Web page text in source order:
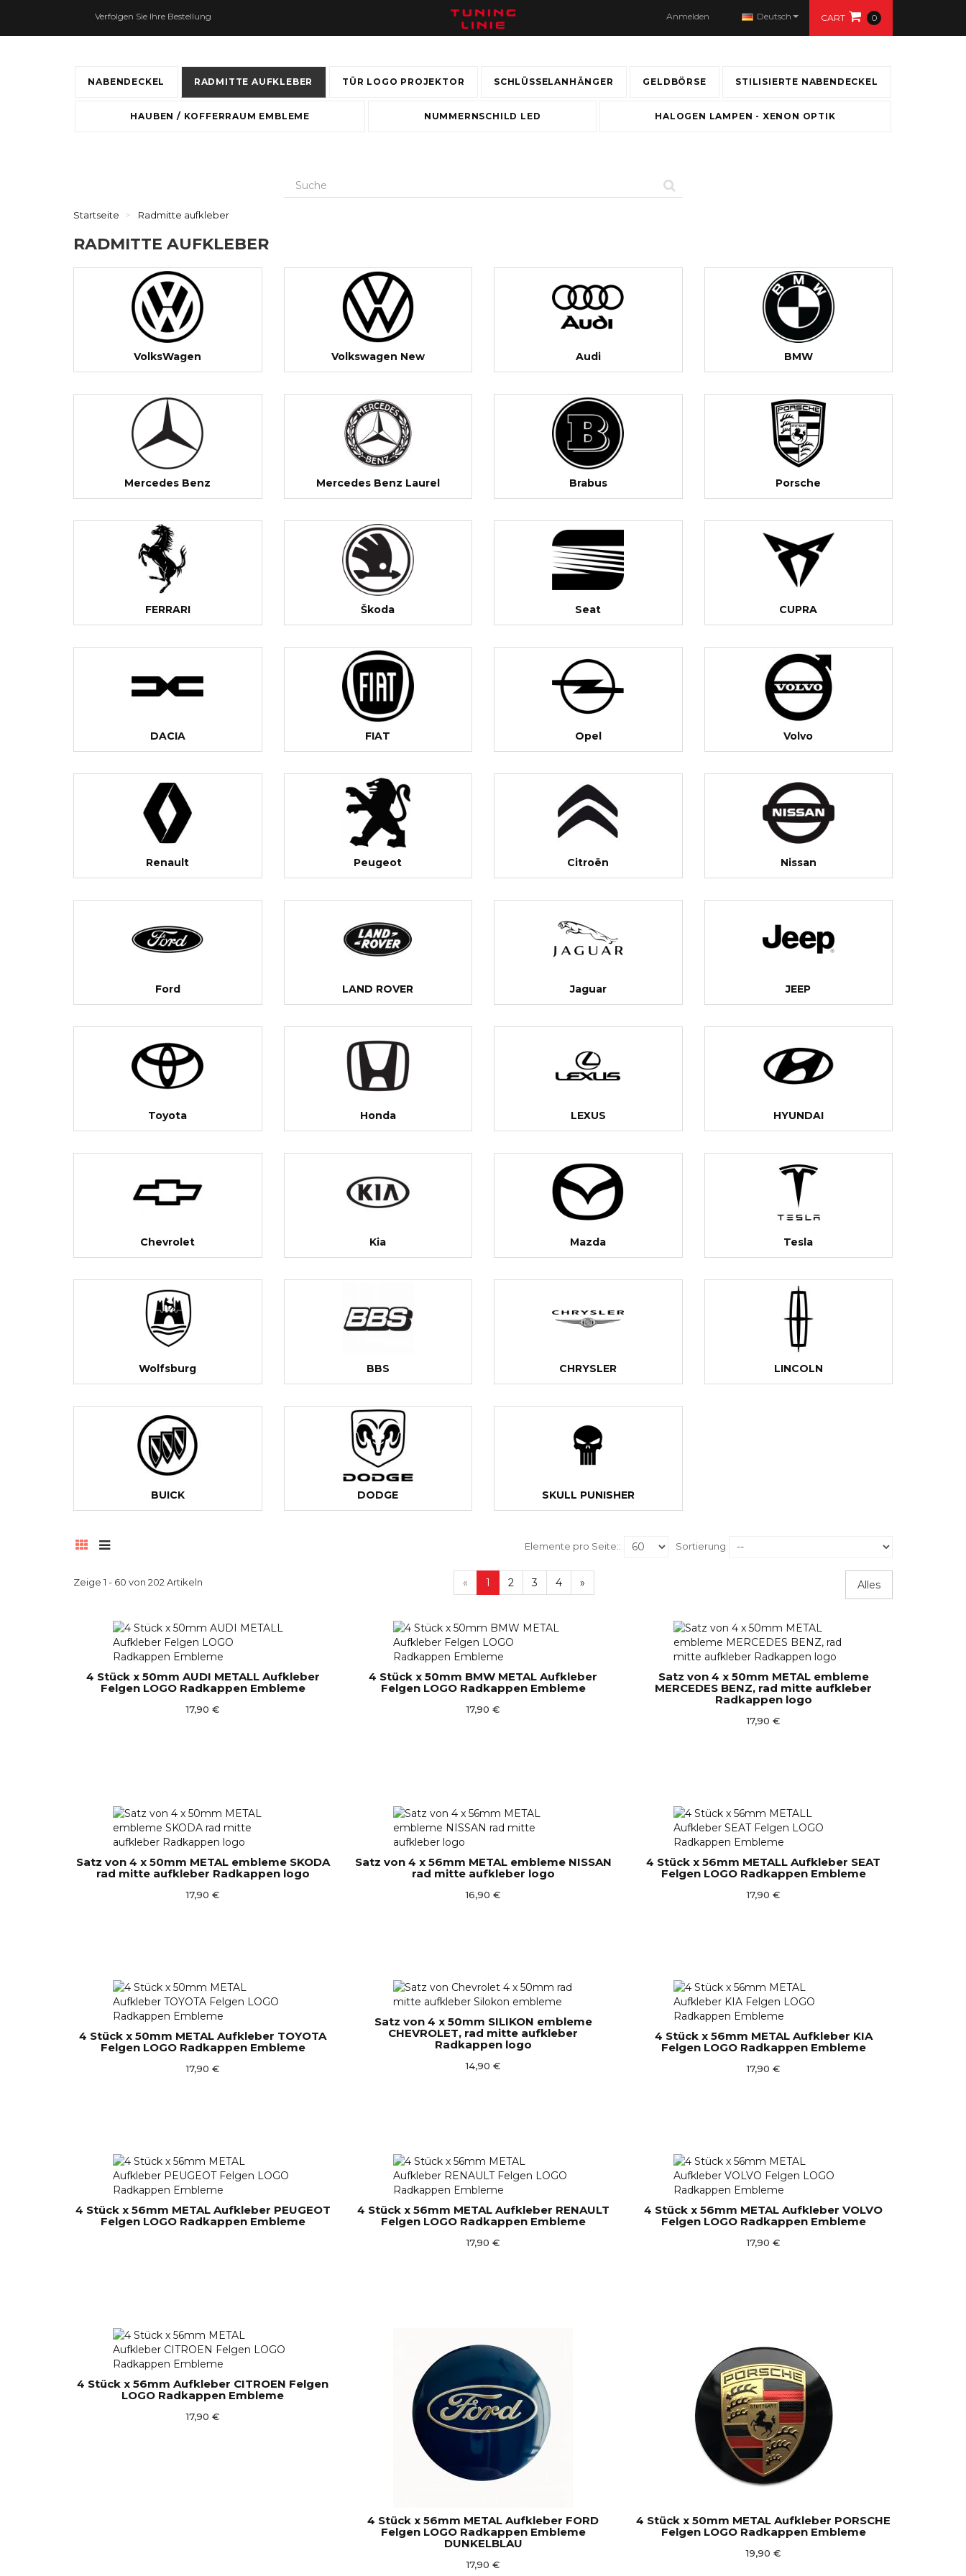
Anmelden Deutsch CART 0
Verfolgen Sie Ihre Bestellung
NABENDECKEL RADMITTE AUFKLEBER TÜR LOGO PROJEKTOR SCHLÜSSELANHÄNGER GELDBÖRSE STILISIERTE NABENDECKEL
HAUBEN / KOFFERRAUM EMBLEME NUMMERNSCHILD LED HALOGEN LAMPEN - XENON OPTIK
Startseite Radmitte aufkleber
RADMITTE AUFKLEBER
VolksWagen Volkswagen New Audi BMW
Mercedes Benz Mercedes Benz Laurel Brabus Porsche
FERRARI Škoda Seat CUPRA
DACIA FIAT Opel Volvo
Renault Peugeot Citroën Nissan
Ford LAND ROVER Jaguar JEEP
Toyota Honda LEXUS HYUNDAI
Chevrolet Kia Mazda Tesla
Wolfsburg BBS CHRYSLER LINCOLN
BUICK DODGE SKULL PUNISHER
Sortierung
Elemente pro Seite::
« 1 2 3 4 » Alles
Zeige 1 - 60 von 202 Artikeln
4 Stück x 50mm AUDI METALL Aufkleber
Felgen LOGO Radkappen Embleme
17,90 €
4 Stück x 50mm BMW METAL Aufkleber
Felgen LOGO Radkappen Embleme
17,90 €
Satz von 4 x 50mm METAL embleme
MERCEDES BENZ, rad mitte aufkleber
Radkappen logo
17,90 €
Satz von 4 x 50mm METAL embleme SKODA
rad mitte aufkleber Radkappen logo
17,90 €
Satz von 4 x 56mm METAL embleme NISSAN
rad mitte aufkleber logo
16,90 €
4 Stück x 56mm METALL Aufkleber SEAT
Felgen LOGO Radkappen Embleme
17,90 €
4 Stück x 50mm METAL Aufkleber TOYOTA
Felgen LOGO Radkappen Embleme
17,90 €
Satz von 4 x 50mm SILIKON embleme
CHEVROLET, rad mitte aufkleber
Radkappen logo
14,90 €
4 Stück x 56mm METAL Aufkleber KIA
Felgen LOGO Radkappen Embleme
17,90 €
4 Stück x 56mm METAL Aufkleber PEUGEOT
Felgen LOGO Radkappen Embleme
4 Stück x 56mm METAL Aufkleber RENAULT
Felgen LOGO Radkappen Embleme
17,90 €
4 Stück x 56mm METAL Aufkleber VOLVO
Felgen LOGO Radkappen Embleme
17,90 €
4 Stück x 56mm Aufkleber CITROEN Felgen
LOGO Radkappen Embleme
17,90 €
4 Stück x 56mm METAL Aufkleber FORD
Felgen LOGO Radkappen Embleme
DUNKELBLAU
17,90 €
4 Stück x 50mm METAL Aufkleber PORSCHE
Felgen LOGO Radkappen Embleme
19,90 €